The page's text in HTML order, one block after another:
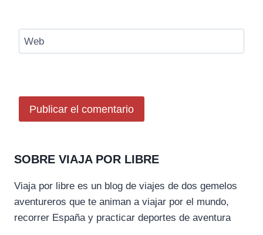
Web
SOBRE VIAJA POR LIBRE
Viaja por libre es un blog de viajes de dos gemelos
aventureros que te animan a viajar por el mundo,
recorrer España y practicar deportes de aventura